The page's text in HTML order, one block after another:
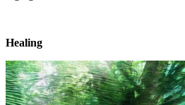
Healing